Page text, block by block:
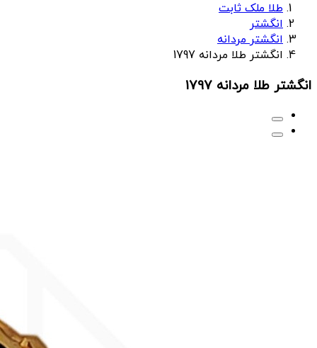
طلا ملک ثابت
انگشتر
انگشتر مردانه
انگشتر طلا مردانه 1797
انگشتر طلا مردانه 1797